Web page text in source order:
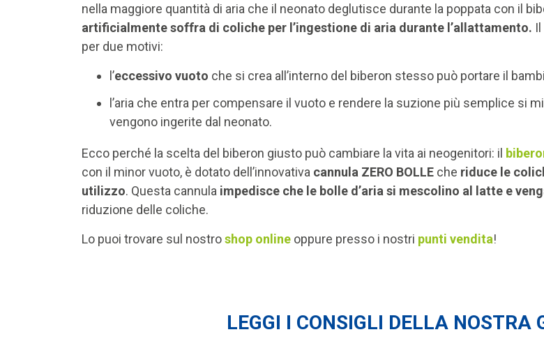
nella maggiore quantità di aria che il neonato deglutisce durante la poppata con il
artificialmente soffra di coliche per l’ingestione di aria durante l’allattamento.
per due motivi:
l’eccessivo vuoto che si crea all’interno del biberon stesso può portare il
l’aria che entra per compensare il vuoto e rendere la suzione più semplice si
vengono ingerite dal neonato.
Ecco perché la scelta del biberon giusto può cambiare la vita ai neogenitori: il
con il minor vuoto, è dotato dell’innovativa cannula ZERO BOLLE che riduce le
utilizzo. Questa cannula impedisce che le bolle d’aria si mescolino al latte e
riduzione delle coliche.
Lo puoi trovare sul nostroshop online oppure presso i nostri punti vendita!
LEGGI I CONSIGLI DELLA NOSTRA